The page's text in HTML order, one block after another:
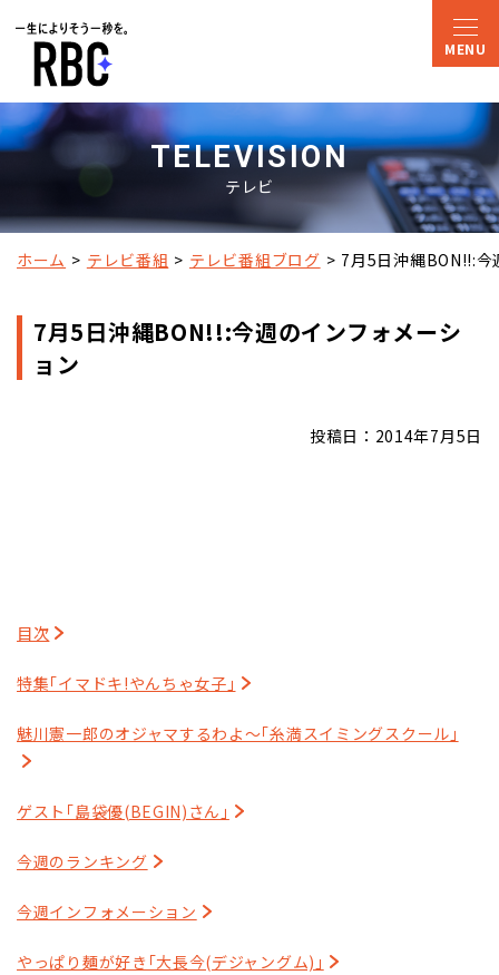
TELEVISION
テレビ
ホーム テレビ番組 テレビ番組ブログ 7月5日沖縄BON!!:今
7月5日沖縄BON!!:今週のインフォメーシ
ョン
投稿日：2014年7月5日
目次
特集｢イマドキ!やんちゃ女子｣
魅川憲一郎のオジャマするわよ～｢糸満スイミングスクール｣
ゲスト｢島袋優(BEGIN)さん｣
今週のランキング
今週インフォメーション
やっぱり麺が好き｢大長今(デジャングム)｣